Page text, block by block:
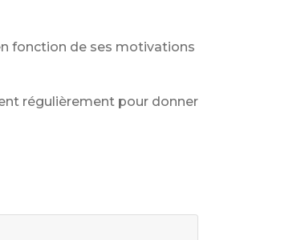
fonction de ses motivations
régulièrement pour donner